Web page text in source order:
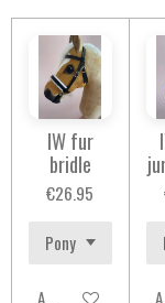
IW fur
bridle
€26.95
Add to cart